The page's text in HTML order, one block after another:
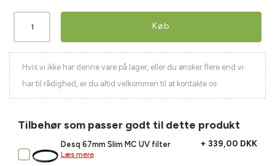
Køb
Hvis vi ikke har denne vare på lager, eller du ønsker flere end vi
har til rådighed, er du altid velkommen til at kontakte os
Tilbehør som passer godt til dette produkt
Desq 67mm Slim MC UV filter
Læs mere
+ 339,00 DKK